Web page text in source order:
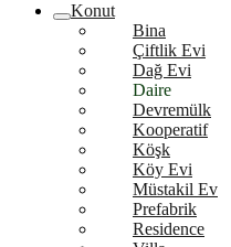
Konut
Bina
Çiftlik Evi
Dağ Evi
Daire
Devremülk
Kooperatif
Köşk
Köy Evi
Müstakil Ev
Prefabrik
Residence